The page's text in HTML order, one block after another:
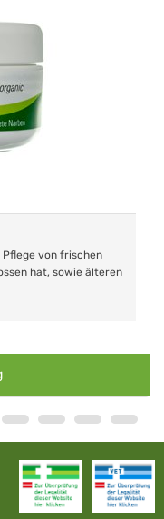
Pflege von frischen
hat, sowie älteren